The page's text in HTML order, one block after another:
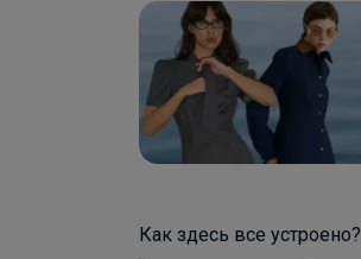
Как здесь все устроено?